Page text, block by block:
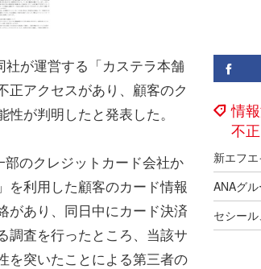
情
不
が運営する「カステラ本舗
正アクセスがあり、顧客のク
が判明したと発表した。
のクレジットカード会社か
を利用した顧客のカード情報
があり、同日中にカード決済
調査を行ったところ、当該サ
を突いたことによる第三者の